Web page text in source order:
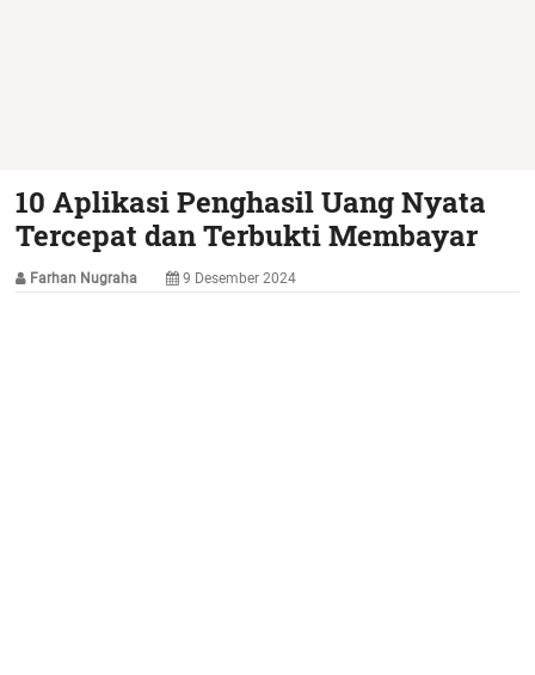
10 Aplikasi Penghasil Uang Nyata
Tercepat dan Terbukti Membayar
Farhan Nugraha 9 Desember 2024